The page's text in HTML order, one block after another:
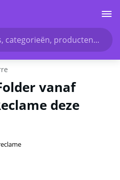
categorieën, producten...
vanaf
deze